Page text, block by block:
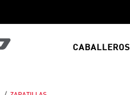
CABALLEROS